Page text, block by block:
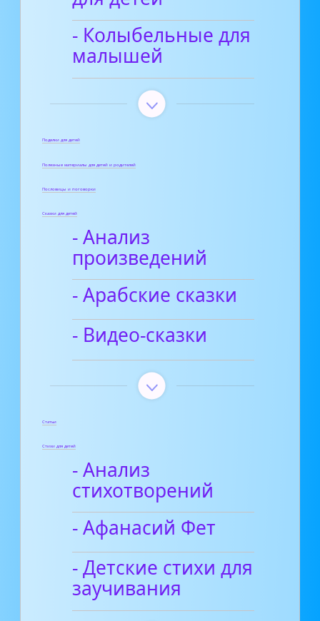
- Колыбельные для
малышей
Поделки для детей
Полезные материалы для детей и родителей
Пословицы и поговорки
Сказки для детей
- Анализ
произведений
- Арабские сказки
- Видео-сказки
Статьи
Стихи для детей
- Анализ
стихотворений
- Афанасий Фет
- Детские стихи для
заучивания